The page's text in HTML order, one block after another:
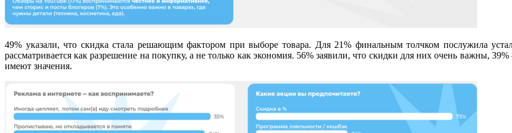
49% указали, что скидка стала решающим фактором при выборе товара. Для 21% финальным толчком послужила
рассматривается как разрешение на покупку, а не только как экономия. 56% заявили, что скидки для них очень важны,
имеют значения.